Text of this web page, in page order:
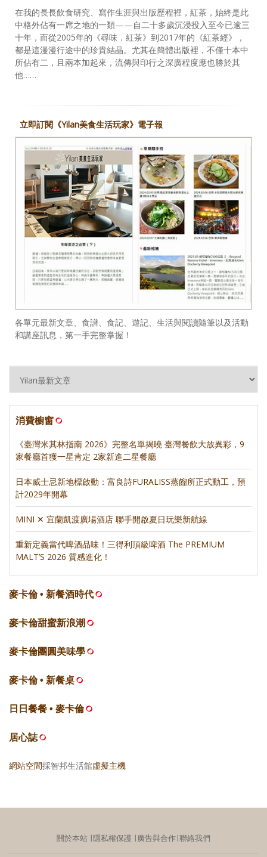
在我的長長飲食研究、寫作生涯與出版歷程裡，紅茶，始終是此
中格外佔有一席之地的一類——自二十多歲沉浸投入至今已逾三
十年，而從2005年的《尋味．紅茶》到2017年的《紅茶經》，
都是這漫漫行途中的珍貴結晶。尤其在簡體出版裡，不僅十本中
所佔有二，且兩本加起來，流傳與印行之深廣程度應也勝於其
他……
立即訂閱《Yilan美食生活玩家》電子報
各單元最新文章、食譜、食記、遊記、生活與閱讀隨筆以及活動
和講座訊息，第一手完整掌握！
消費櫥窗
《臺灣米其林指南 2026》完整名單揭曉 臺灣餐飲大放異彩，9
家餐廳首獲一星肯定 2家新進二星餐廳
日本威士忌新地標啟動：富良詩FURALISS蒸餾所正式動工，預
計2029年開幕
MINI ✕ 宜蘭凱渡廣場酒店 聯手開啟夏日玩樂新航線
重新定義當代啤酒品味！三得利頂級啤酒 The PREMIUM
MALT’S 2026 質感進化！
麥卡倫 • 新餐酒時代
麥卡倫甜蜜新浪潮
麥卡倫團圓美味學
麥卡倫 • 新餐桌
日日餐餐 • 麥卡倫
居心誌
網站空間採智邦生活館虛擬主機
關於本站 ∣隱私權保護 ∣廣告與合作∣聯絡我們